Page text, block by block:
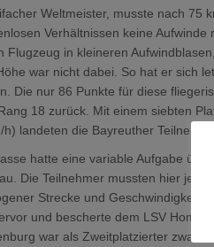
Weltmeister, musste nach
Verhältnissen keine
Flugzeug in kleineren
war nicht dabei. So hat er sich
Die nur 86 Punkte für diese
18 zurück. Mit einem siebten
landeten die Bayreuther
hatte eine variable Aufgabe
Die Teilnehmer mussten hier
Strecke und Geschwindigkeit.
und bescherte dem LSV
war als Zweitplatzierter zwar